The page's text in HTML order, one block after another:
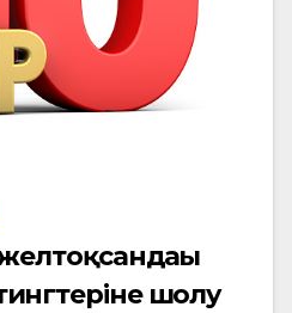
шолу